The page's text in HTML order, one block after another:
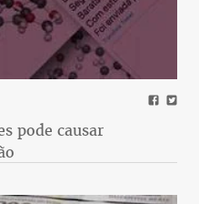
pode causar